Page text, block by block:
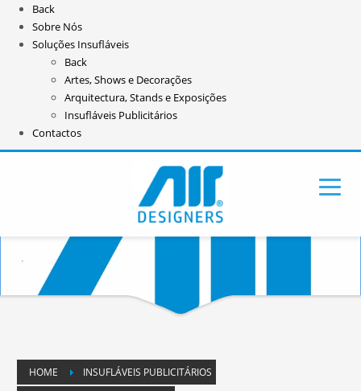
Back
Sobre Nós
Soluções Insufláveis
Back
Artes, Shows e Decorações
Arquitectura, Stands e Exposições
Insufláveis Publicitários
Contactos
HOME
INSUFLÁVEIS PUBLICITÁRIOS